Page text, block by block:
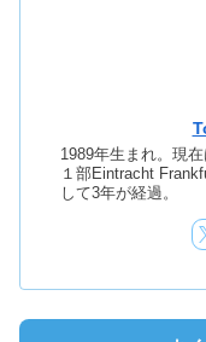
1989年生まれ。現
１部Eintracht
して3年が経過。